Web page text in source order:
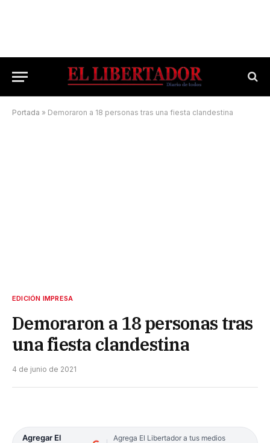
Portada » Demoraron a 18 personas tras una fiesta clandestina
EDICIÓN IMPRESA
Demoraron a 18 personas tras
una fiesta clandestina
4 de junio de 2021
Agregar El
Agrega El Libertador a tus medios